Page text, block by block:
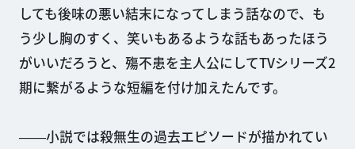
しても後味の悪い結末になってしまう話なので、も
う少し胸のすく、笑いもあるような話もあったほう
がいいだろうと、殤不患を主人公にしてTVシリーズ2
期に繋がるような短編を付け加えたんです。
――小説では殺無生の過去エピソードが描かれてい